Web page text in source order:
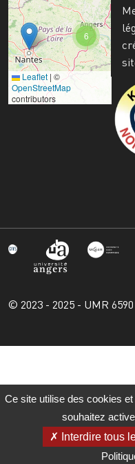
6
Leaflet | ©
OpenStreetMap
contributors
© 2023 - 2025 - UMR
Ce site utilise des cookies
souhaitez
Interdire tous